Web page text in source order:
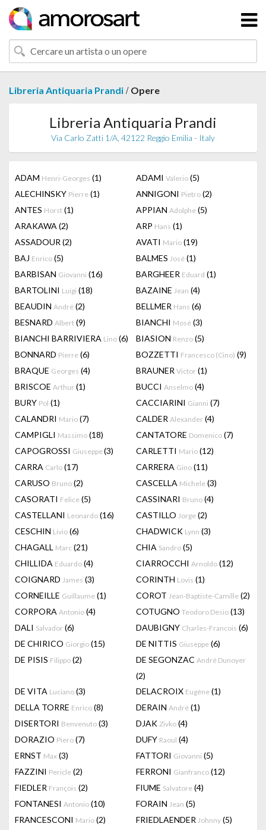
Libreria Antiquaria Prandi / Opere
Libreria Antiquaria Prandi
Via Carlo Zatti 1/A, 42122 Reggio Emilia - Italy
ADAM Henri-Georges (1) ADAMI Valerio (5)
ALECHINSKY Pierre (1) ANNIGONI Pietro (2)
ANTES Horst (1) APPIAN Adolphe (5)
ARAKAWA (2) ARP Hans (1)
ASSADOUR (2) AVATI Mario (19)
BAJ Enrico (5) BALMES José (1)
BARBISAN Giovanni (16) BARGHEER Eduard (1)
BARTOLINI Luigi (18) BAZAINE Jean (4)
BEAUDIN André (2) BELLMER Hans (6)
BESNARD Albert (9) BIANCHI Mosé (3)
BIANCHI BARRIVIERA Lino (6) BIASION Renzo (5)
BONNARD Pierre (6) BOZZETTI Francesco (Cino) (9)
BRAQUE Georges (4) BRAUNER Victor (1)
BRISCOE Arthur (1) BUCCI Anselmo (4)
BURY Pol (1) CACCIARINI Gianni (7)
CALANDRI Mario (7) CALDER Alexander (4)
CAMPIGLI Massimo (18) CANTATORE Domenico (7)
CAPOGROSSI Giuseppe(3) CARLETTI Mario (12)
CARRA Carlo (17) CARRERA Gino (11)
CARUSO Bruno (2) CASCELLA Michele (3)
CASORATI Felice (5) CASSINARI Bruno (4)
CASTELLANI Leonardo (16) CASTILLO Jorge (2)
CESCHIN Livio (6) CHADWICK Lynn (3)
CHAGALL Marc (21) CHIA Sandro (5)
CHILLIDA Eduardo (4) CIARROCCHI Arnoldo (12)
COIGNARD James (3) CORINTH Lovis (1)
CORNEILLE Guillaume (1) COROT Jean-Baptiste-Camille (2)
CORPORA Antonio (4) COTUGNO Teodoro Desio (13)
DALI Salvador (6) DAUBIGNY Charles-Francois (6)
DE CHIRICO Giorgio (15) DE NITTIS Giuseppe (6)
DE PISIS Filippo (2) DE SEGONZAC André Dunoyer
(2)
DE VITA Luciano (3) DELACROIX Eugène (1)
DELLA TORRE Enrico (8) DERAIN André (1)
DISERTORI Benvenuto (3) DJAK Zivko (4)
DORAZIO Piero (7) DUFY Raoul (4)
ERNST Max (3) FATTORI Giovanni (5)
FAZZINI Pericle (2) FERRONI Gianfranco (12)
FIEDLER François (2) FIUME Salvatore (4)
FONTANESI Antonio (10) FORAIN Jean (5)
FRANCESCONI Mario (2) FRIEDLAENDER Johnny (5)